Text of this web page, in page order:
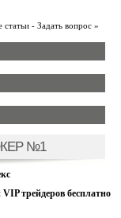
- Задать вопрос »
№1
трейдеров бесплатно